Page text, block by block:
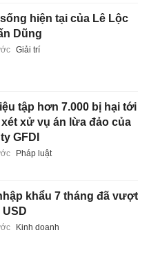
hiện tại của Lê Lộc
Dũng
Giải trí
tập hơn 7.000 bị hại tới
xử vụ án lừa đảo của
GFDI
Pháp luật
khẩu 7 tháng đã vượt
USD
Kinh doanh